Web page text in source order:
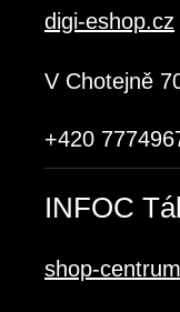
digi-eshop.cz
V Chotejně
+420
INFOC
shop-